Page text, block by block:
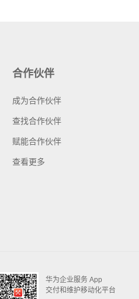
合作伙伴
成为合作伙伴
查找合作伙伴
赋能合作伙伴
查看更多
华为企业服务 App
交付和维护移动化平台